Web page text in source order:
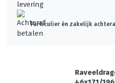
Particulier én zakelijk